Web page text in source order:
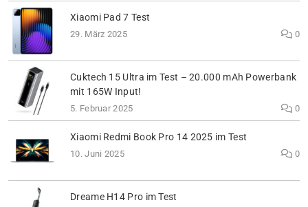
Xiaomi Pad 7 Test
29. März 2025 0
Cuktech 15 Ultra im Test – 20.000 mAh Powerbank
mit 165W Input!
5. Februar 2025 0
Xiaomi Redmi Book Pro 14 2025 im Test
10. Juni 2025 0
Dreame H14 Pro im Test